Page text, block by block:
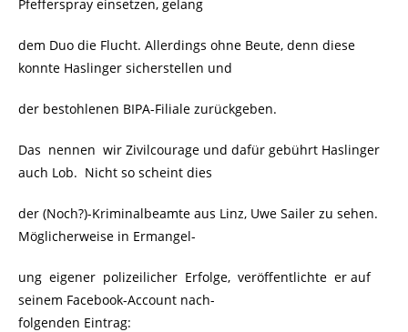
Pfefferspray einsetzen, gelang
dem Duo die Flucht. Allerdings ohne Beute, denn diese
konnte Haslinger sicherstellen und
der bestohlenen BIPA-Filiale zurückgeben.
Das nennen wir Zivilcourage und dafür gebührt Haslinger
auch Lob. Nicht so scheint dies
der (Noch?)-Kriminalbeamte aus Linz, Uwe Sailer zu sehen.
Möglicherweise in Ermangel-
ung eigener polizeilicher Erfolge, veröffentlichte er auf
seinem Facebook-Account nach-
folgenden Eintrag: